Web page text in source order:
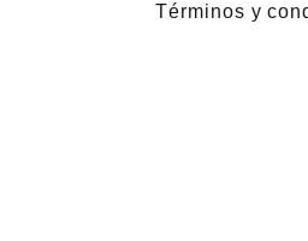
Términos y